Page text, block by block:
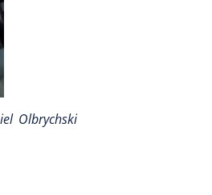
Olbrychski